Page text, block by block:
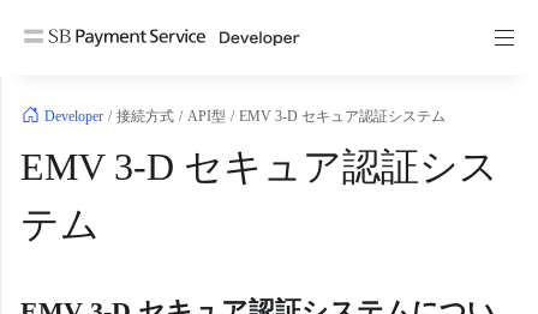
Developer / 接続方式 / API型 / EMV 3-D セキュア認証システム
EMV 3-D セキュア認証シス
テム